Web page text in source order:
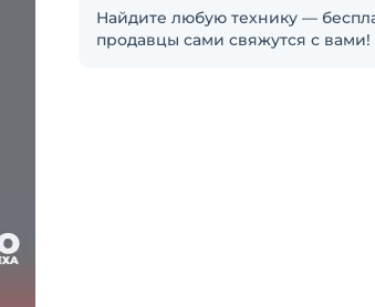
Найдите любую технику —
продавцы сами свяжутся с вами!